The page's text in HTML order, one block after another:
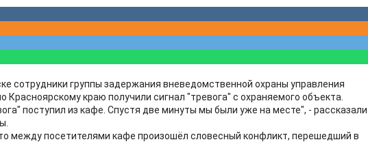
сотрудники группы задержания вневедомственной охраны управления
Красноярскому краю получили сигнал "тревога" с охраняемого объекта.
поступил из кафе. Спустя две минуты мы были уже на месте", - рассказали
между посетителями кафе произошёл словесный конфликт, перешедший в